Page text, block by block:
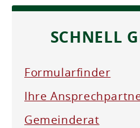
SCHNELL
Formularfinder
Ihre
Gemeinderat